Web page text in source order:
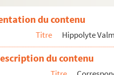
Ms 1601-83. Lettre datée du
Ms 1601-84. Lettre datée du
Ms 1601-85. Lettre de vœux
Ms 1601-86. Lettre datée du
du contenu
Titre Hippolyte
du contenu